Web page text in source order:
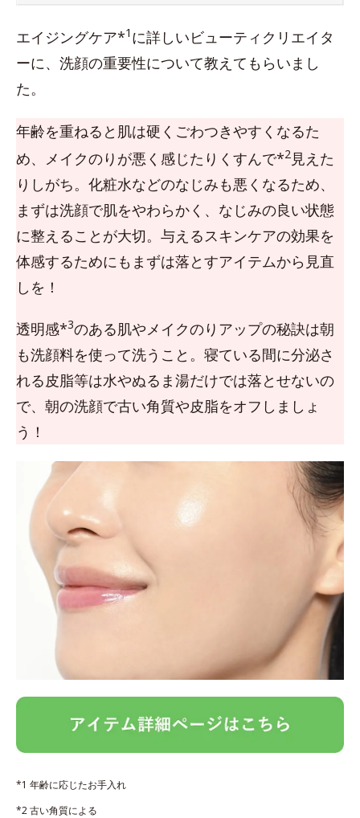
エイジングケア*1 に詳しいビューティクリエイタ
ーに、洗顔の重要性について教えてもらいまし
た。
年齢を重ねると肌は硬くごわつきやすくなるた
め、メイクのりが悪く感じたりくすんで*2 見えた
りしがち。化粧水などのなじみも悪くなるため、
まずは洗顔で肌をやわらかく、なじみの良い状態
に整えることが大切。与えるスキンケアの効果を
体感するためにもまずは落とすアイテムから見直
しを！
透明感*3のある肌やメイクのりアップの秘訣は朝
も洗顔料を使って洗うこと。寝ている間に分泌さ
れる皮脂等は水やぬるま湯だけでは落とせないの
で、朝の洗顔で古い角質や皮脂をオフしましょ
う！
*1 年齢に応じたお手入れ
*2 古い角質による